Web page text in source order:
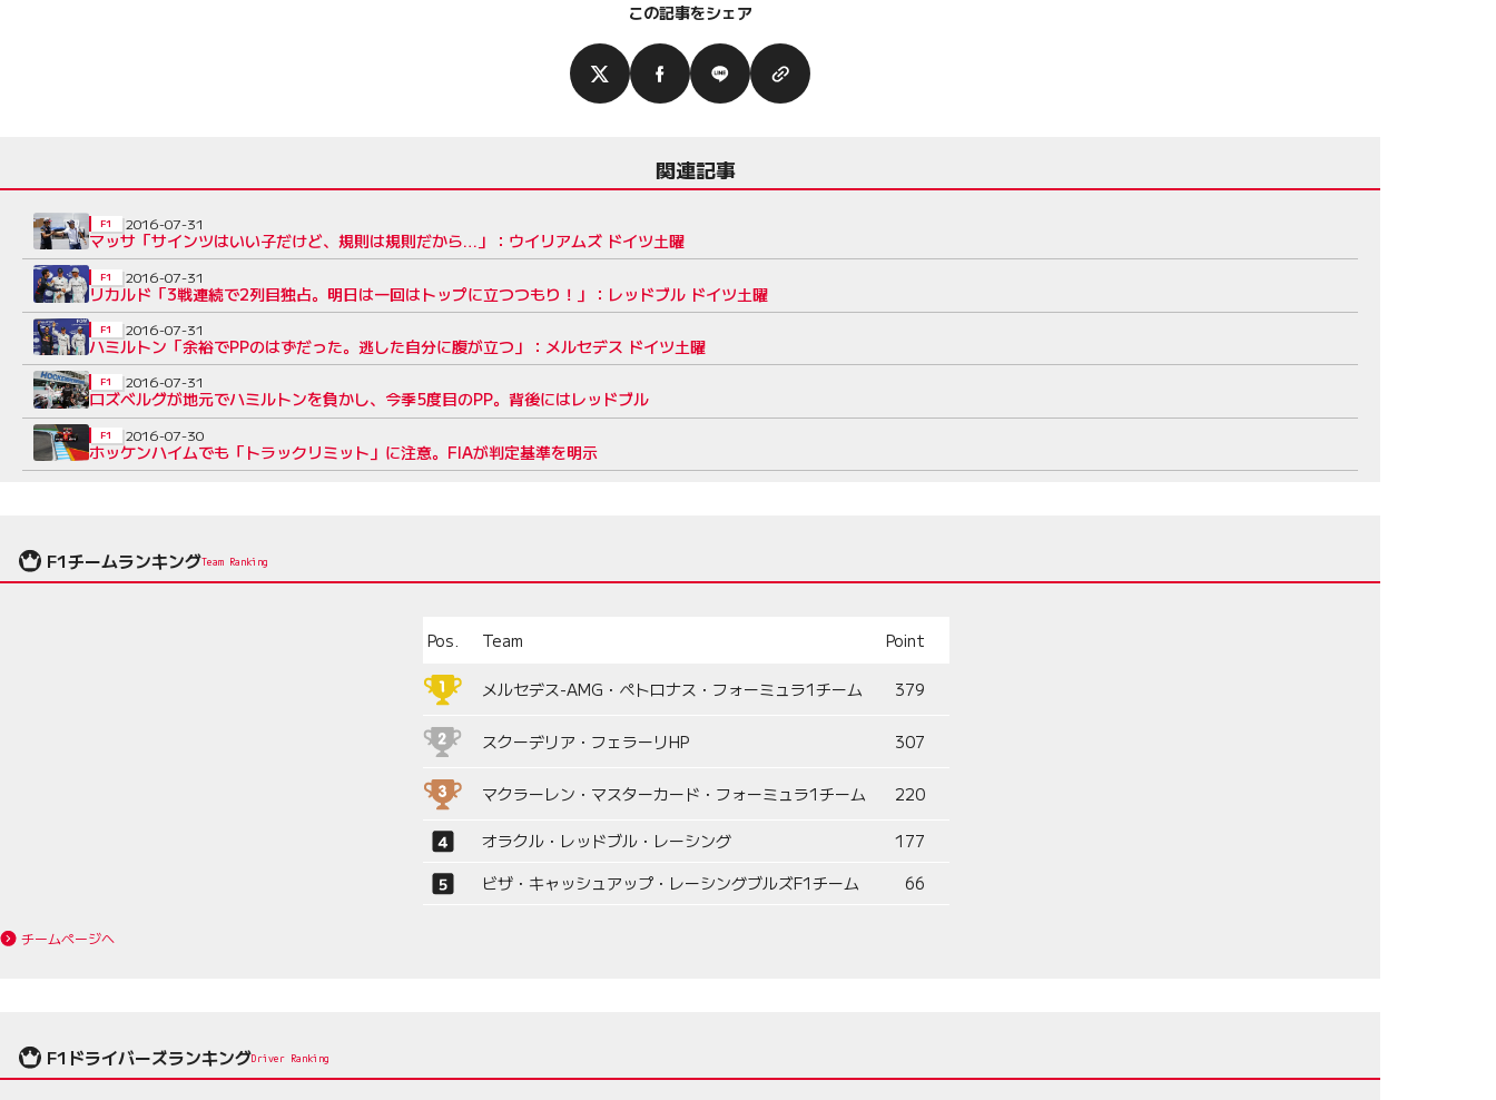
この記事をシェア
関連記事
マッサ「サインツはいい子だけど、規則は規則だから…」：ウイリアムズ ドイツ土曜
F1 2016-07-31
リカルド「3戦連続で2列目独占。明日は一回はトップに立つつもり！」：レッドブル ドイツ土曜
F1 2016-07-31
ハミルトン「余裕でPPのはずだった。逃した自分に腹が立つ」：メルセデス ドイツ土曜
F1 2016-07-31
ロズベルグが地元でハミルトンを負かし、今季5度目のPP。背後にはレッドブル
F1 2016-07-31
ホッケンハイムでも「トラックリミット」に注意。FIAが判定基準を明示
F1 2016-07-30
F1チームランキングTeam Ranking
Pos. Team Point
メルセデス-AMG・ペトロナス・フォーミュラ1チーム 379
スクーデリア・フェラーリHP 307
マクラーレン・マスターカード・フォーミュラ1チーム 220
オラクル・レッドブル・レーシング
177
ビザ・キャッシュアップ・レーシングブルズF1チーム
66
チームページへ
F1ドライバーズランキングDriver Ranking